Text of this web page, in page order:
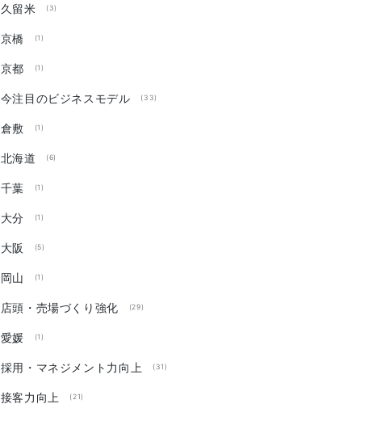
久留米 (3)
京橋 (1)
京都 (1)
今注目のビジネスモデル (33)
倉敷 (1)
北海道 (6)
千葉 (1)
大分 (1)
大阪 (5)
岡山 (1)
店頭・売場づくり強化 (29)
愛媛 (1)
採用・マネジメント力向上 (31)
接客力向上 (21)